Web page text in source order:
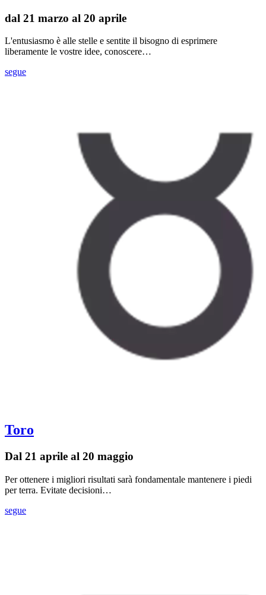
dal 21 marzo al 20 aprile
L'entusiasmo è alle stelle e sentite il bisogno di esprimere
liberamente le vostre idee, conoscere…
segue
Toro
Dal 21 aprile al 20 maggio
Per ottenere i migliori risultati sarà fondamentale mantenere i piedi
per terra. Evitate decisioni…
segue